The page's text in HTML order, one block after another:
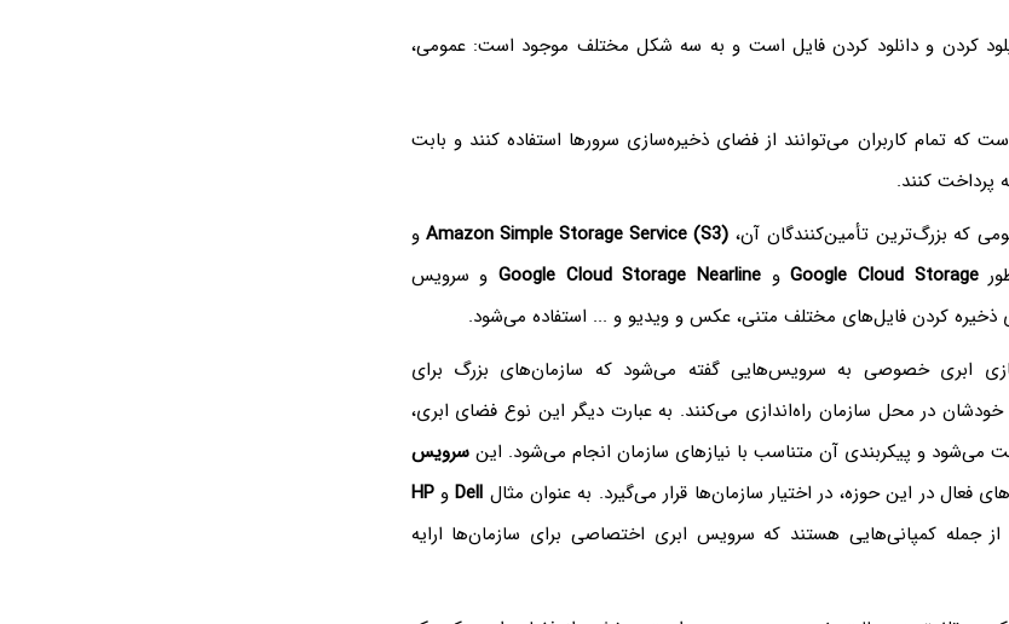
کردن و دانلود کردن فایل است و به سه شکل مختلف موجود است: عمومی،
که تمام کاربران می‌توانند از فضای ذخیره‌سازی سرورها استفاده کنند و بابت
پرداخت کنند.
که بزرگ‌ترین تأمین‌کنندگان آن، Amazon Simple Storage Service (S3)و
Google Cloud StorageوGoogle Cloud Storage Nearline و سرویس
ذخیره کردن فایل‌های مختلف متنی، عکس و ویدیو و ... استفاده می‌شود.
ابری خصوصی به سرویس‌هایی گفته می‌شود که سازمان‌های بزرگ برای
در محل سازمان راه‌اندازی می‌کنند. به عبارت دیگر این نوع فضای ابری،
می‌شود و پیکربندی آن متناسب با نیازهای سازمان انجام می‌شود. اینسرویس
فعال در این حوزه، در اختیار سازمان‌ها قرار می‌گیرد. به عنوان مثال DellوHP
از جمله کمپانی‌هایی هستند که سرویس ابری اختصاصی برای سازمان‌ها ارایه